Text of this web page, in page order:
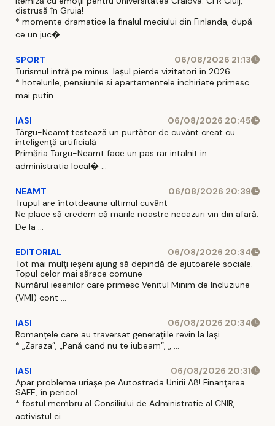
distrusă în Gruia!
* momente dramatice la finalul meciului din Finlanda, după
ce un juc� ...
SPORT
06/08/2026 21:13
Turismul intră pe minus. Iașul pierde vizitatori în 2026
* hotelurile, pensiunile si apartamentele inchiriate primesc
mai putin ...
IASI
06/08/2026 20:45
Târgu-Neamț testează un purtător de cuvânt creat cu
inteligență artificială
Primăria Targu-Neamt face un pas rar intalnit in
administratia local� ...
NEAMT
06/08/2026 20:39
Trupul are întotdeauna ultimul cuvânt
Ne place să credem că marile noastre necazuri vin din afară.
De la ...
EDITORIAL
06/08/2026 20:34
Tot mai mulți ieșeni ajung să depindă de ajutoarele sociale.
Topul celor mai sărace comune
Numărul iesenilor care primesc Venitul Minim de Incluziune
(VMI) cont ...
IASI
06/08/2026 20:34
Romanțele care au traversat generațiile revin la Iași
* „Zaraza”, „Pană cand nu te iubeam”, „ ...
IASI
06/08/2026 20:31
Apar probleme uriașe pe Autostrada Unirii A8! Finanțarea
SAFE, în pericol
* fostul membru al Consiliului de Administratie al CNIR,
activistul ci ...